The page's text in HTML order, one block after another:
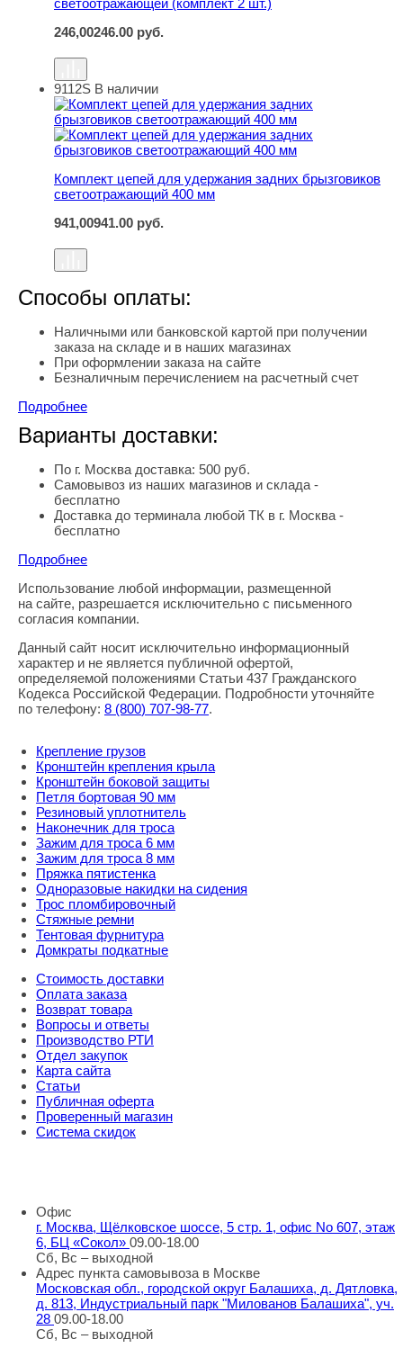
светоотражающей (комплект 2 шт.)
246,00246.00 руб.
Комплект цепей для удержания задних брызговиков
9112S В наличии
Комплект цепей для удержания задних брызговиков
светоотражающий 400 мм
941,00941.00 руб.
Способы оплаты:
Наличными или банковской картой при получении
заказа на складе и в наших магазинах
При оформлении заказа на сайте
Безналичным перечислением на расчетный счет
Подробнее
Варианты доставки:
По г. Москва доставка: 500 руб.
Самовывоз из наших магазинов и склада -
бесплатно
Доставка до терминала любой ТК в г. Москва -
бесплатно
Подробнее
Правовая информация
Использование любой информации, размещенной
на сайте, разрешается исключительно с письменного
согласия компании.
Данный сайт носит исключительно информационный
характер и не является публичной офертой,
определяемой положениями Статьи 437 Гражданского
Кодекса Российской Федерации. Подробности уточняйте
по телефону: 8 (800) 707-98-77.
Крепление грузов
Кронштейн крепления крыла
Кронштейн боковой защиты
Петля бортовая 90 мм
Резиновый уплотнитель
Наконечник для троса
Зажим для троса 6 мм
Зажим для троса 8 мм
Пряжка пятистенка
Одноразовые накидки на сидения
Трос пломбировочный
Стяжные ремни
Тентовая фурнитура
Домкраты подкатные
Стоимость доставки
Оплата заказа
Возврат товара
Вопросы и ответы
Производство РТИ
Отдел закупок
Карта сайта
Статьи
Публичная оферта
Проверенный магазин
Система скидок
Офис
г. Москва, Щёлковское шоссе, 5 стр. 1, офис No 607, этаж
6, БЦ «Сокол» 09.00-18.00
Сб, Вс – выходной
Адрес пункта самовывоза в Москве
Московская обл., городской округ Балашиха, д. Дятловка,
д. 813, Индустриальный парк "Милованов Балашиха", уч.
28 09.00-18.00
Сб, Вс – выходной